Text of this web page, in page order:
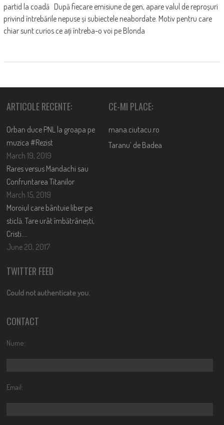
partid la coadă După fiecare emisiune de gen, apare valul de reproșuri
privind întrebările nepuse și subiectele neabordate. Motiv pentru care
chiar sunt curios ce ați întreba-o voi pe Blonda
ARTICOLE RECENTE:
Orban duce PNL la groapa pe
muzica #Rezist
March 19, 2019
Rares versus Mandachi sau
Confruntarea Titanilor
March 15, 2019
Moroiul care bântuie liber pe
sticlă. Tare urât îmbătrânești,
Cristi….
June 20, 2017
CE-MI PLACE:
mana.ciutacu.ro
Taranu’ de Badea
TWITTER FEED
Could not authenticate you.
CONTACT
Nume:
Email: